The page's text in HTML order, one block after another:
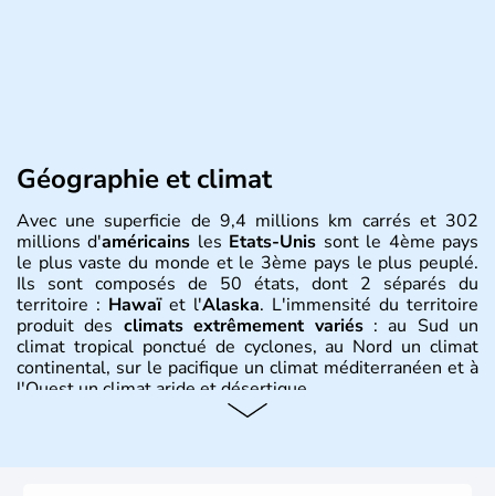
Géographie et climat
Avec une superficie de 9,4 millions km carrés et 302
millions d'américains les Etats-Unis sont le 4ème pays
le plus vaste du monde et le 3ème pays le plus peuplé.
Ils sont composés de 50 états, dont 2 séparés du
territoire : Hawaïet l'Alaska. L'immensité du territoire
produit des climats extrêmement variés: au Sud un
climat tropical ponctué de cyclones, au Nord un climat
continental, sur le pacifique un climat méditerranéen et à
l'Ouest un climat aride et désertique.